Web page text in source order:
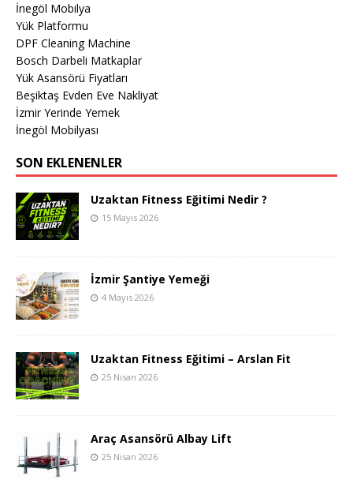
İnegöl Mobilya
Yük Platformu
DPF Cleaning Machine
Bosch Darbeli Matkaplar
Yük Asansörü Fiyatları
Beşiktaş Evden Eve Nakliyat
İzmir Yerinde Yemek
İnegöl Mobilyası
SON EKLENENLER
Uzaktan Fitness Eğitimi Nedir ?
15 Mayıs 2026
İzmir Şantiye Yemeği
4 Mayıs 2026
Uzaktan Fitness Eğitimi – Arslan Fit
25 Nisan 2026
Araç Asansörü Albay Lift
25 Nisan 2026